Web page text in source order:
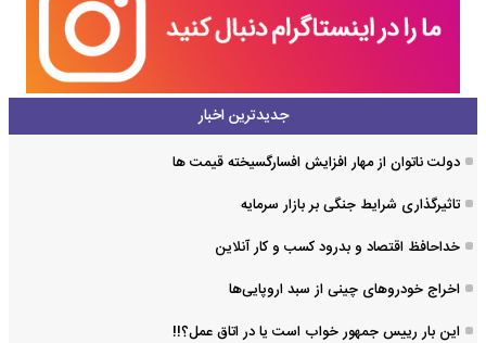
جدیدترین اخبار
دولت ناتوان از مهار افزایش افسارگسیخته قیمت ها
تاثیرگذاری شرایط جنگی بر بازار سرمایه
خداحافظ اقتصاد و بدرود کسب و کار آنلاین
اخراج خودروهای چینی از سبد اروپایی‌ها
این بار رییس جمهور خواب است یا در اتاق عمل؟!!